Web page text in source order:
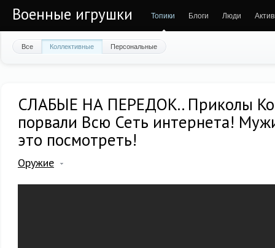
Военные игрушки Топики Блоги Люди
Все Коллективные Персональные
СЛАБЫЕ НА ПЕРЕДОК.. Приколы
порвали Всю Сеть интернета!
это посмотреть!
Оружие